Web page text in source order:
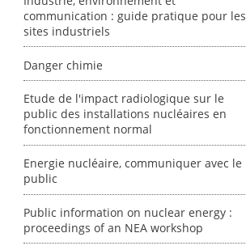
communication : guide pratique pour les
sites industriels
Danger chimie
Etude de l'impact radiologique sur le
public des installations nucléaires en
fonctionnement normal
Energie nucléaire, communiquer avec le
public
Public information on nuclear energy :
proceedings of an NEA workshop